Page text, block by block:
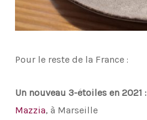
Pour le reste de la France :
Un nouveau 3-étoiles en 2021 :
Mazzia, à Marseille